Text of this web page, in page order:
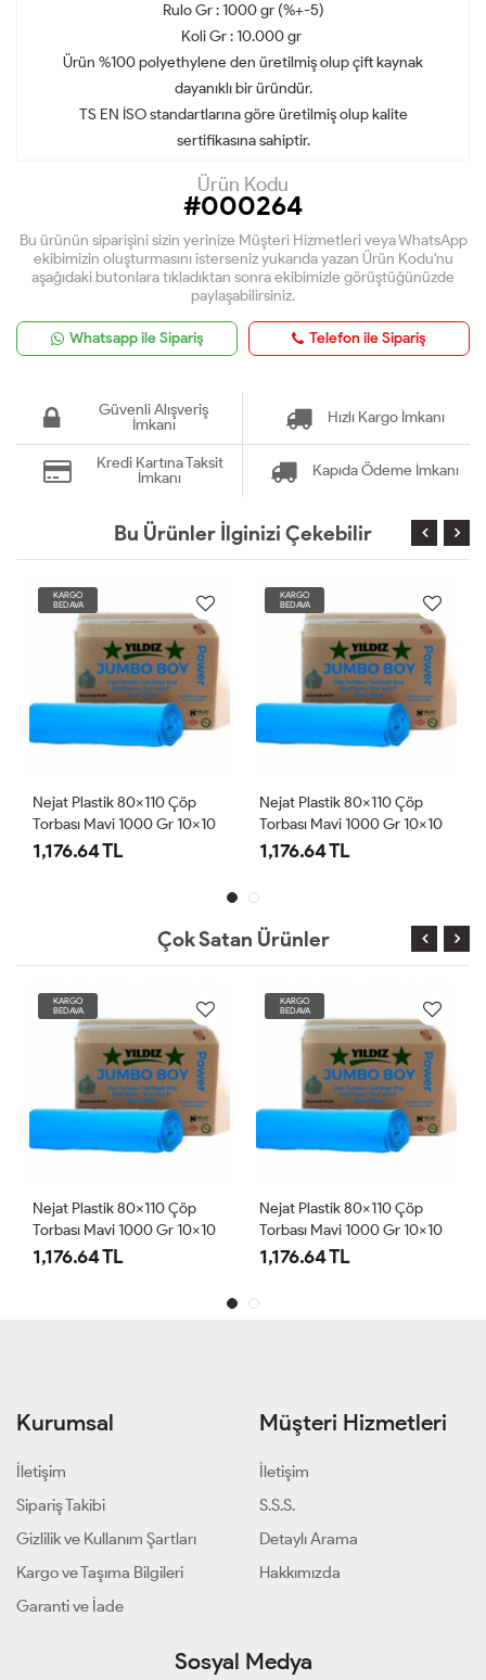
Rulo Gr : 1000 gr (%+-5)
Koli Gr : 10.000 gr
Ürün %100 polyethylene den üretilmiş olup çift kaynak
dayanıklı bir üründür.
TS EN İSO standartlarına göre üretilmiş olup kalite
sertifikasına sahiptir.
Ürün Kodu
#000264
Bu ürünün siparişini sizin yerinize Müşteri Hizmetleri veya WhatsApp
ekibimizin oluşturmasını isterseniz yukarıda yazan Ürün Kodu'nu
aşağıdaki butonlara tıkladıktan sonra ekibimizle görüştüğünüzde
paylaşabilirsiniz.
Whatsapp ile Sipariş Telefon ile Sipariş
Güvenli Alışveriş
İmkanı
Hızlı Kargo İmkanı
Kredi Kartına Taksit
İmkanı
Kapıda Ödeme İmkanı
Bu Ürünler İlginizi Çekebilir
80x110 Çöp
1000 Gr 10x10
KARGO
BEDAVA
Nejat Plastik 80x110 Çöp
Torbası Mavi 1000 Gr 10x10
KARGO
BEDAVA
Nejat Plastik
Torbası Mavi
Çok Satan Ürünler
Plastik 80x110 Çöp
Mavi 1000 Gr 10x10
TL
KARGO
BEDAVA
Nejat Plastik 80x110 Çöp
Torbası Mavi 1000 Gr 10x10
1,176.64 TL
KARGO
BEDAVA
Nejat
Torbası
Kurumsal
İletişim
Sipariş Takibi
Gizlilik ve Kullanım Şartları
Kargo ve Taşıma Bilgileri
Garanti ve İade
Müşteri Hizmetleri
İletişim
S.S.S.
Detaylı Arama
Hakkımızda
Sosyal Medya